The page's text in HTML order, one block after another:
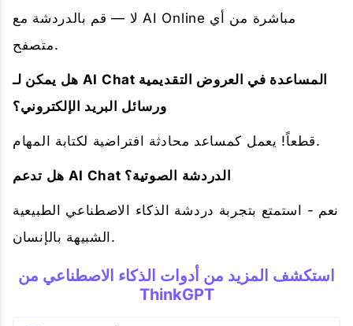
لا — قم بالدردشة مع AI Online مباشرة من أي
متصفح.
هل يمكن لـ AI Chat المساعدة في العروض التقديمية
ورسائل البريد الإلكتروني؟
قطعاً! يعمل كمساعد محادثة افتراضية لكتابة المهام.
هل تدعم AI Chat الدردشة الصوتية؟
نعم - استمتع بتجربة دردشة الذكاء الاصطناعي الطبيعية
الشبيهة بالإنسان.
استكشف المزيد من أدوات الذكاء الاصطناعي من
ThinkGPT